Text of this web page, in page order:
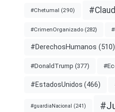
#Chetumal (290)
#CrimenOrganizado (282)
#DerechosHumanos (510)
#DonaldTrump (377)
#EstadosUnidos (466)
#guardiaNacional (241)